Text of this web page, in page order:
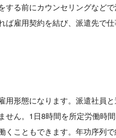
する前にカウンセリングなど
ば雇用契約を結び、派遣先で
用形態になります。派遣社員
せん。1日8時間を所定労働時
くこともできます。年功序列